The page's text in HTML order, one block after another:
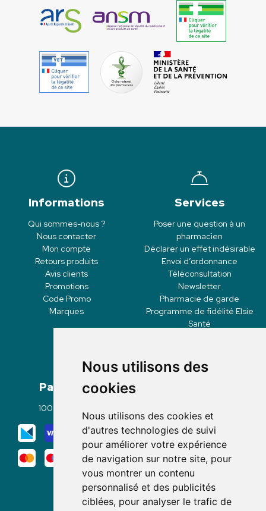
Nous utilisons des
cookies
Nous utilisons des cookies et
d'autres technologies de suivi
pour améliorer votre expérience
de navigation sur notre site, pour
vous montrer un contenu
personnalisé et des publicités
ciblées, pour analyser le trafic de
Informations
Qui sommes-nous ?
Nous contacter
Mon compte
Retours produits
Avis clients
Promotions
Code Promo
Marques
Services
Poser une question à un
pharmacien
Déclarer un effet indésirable
Envoi d’ordonnance
Téléconsultation
Newsletter
Pharmacie de garde
Programme de fidélité Elsie
Santé
Paiement
100% sécurisé
Mode de livraison